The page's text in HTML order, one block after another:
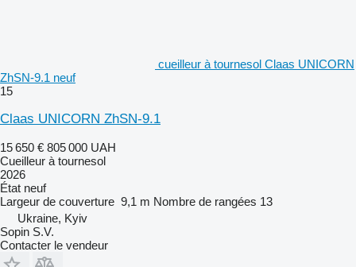
cueilleur à tournesol Claas UNICORN
ZhSN-9.1 neuf
15
Claas UNICORN ZhSN-9.1
15 650 € 805 000 UAH
Cueilleur à tournesol
2026
État neuf
Largeur de couverture 9,1 m Nombre de rangées 13
Ukraine, Kyiv
Sopin S.V.
Contacter le vendeur